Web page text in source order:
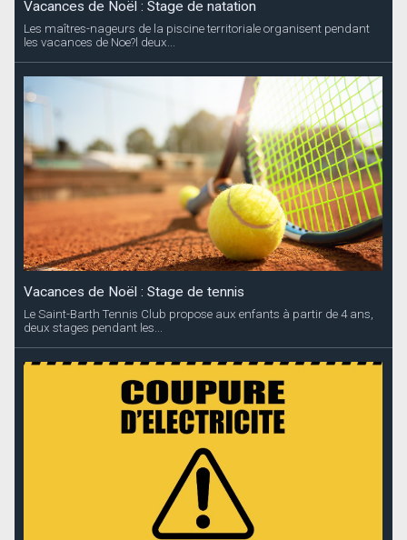
Vacances de Noël : Stage de tennis
Le Saint-Barth Tennis Club propose aux enfants à partir de 4 ans,
Coupures d’électricité annoncées
EDF Archipel Guadeloupe informe sa clientèle que la distribution